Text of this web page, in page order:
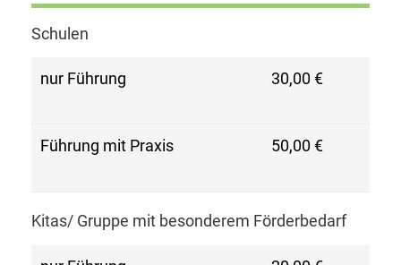
Schulen
nur Führung 30,00 €
Führung mit Praxis 50,00 €
Kitas/ Gruppe mit besonderem Förderbedarf